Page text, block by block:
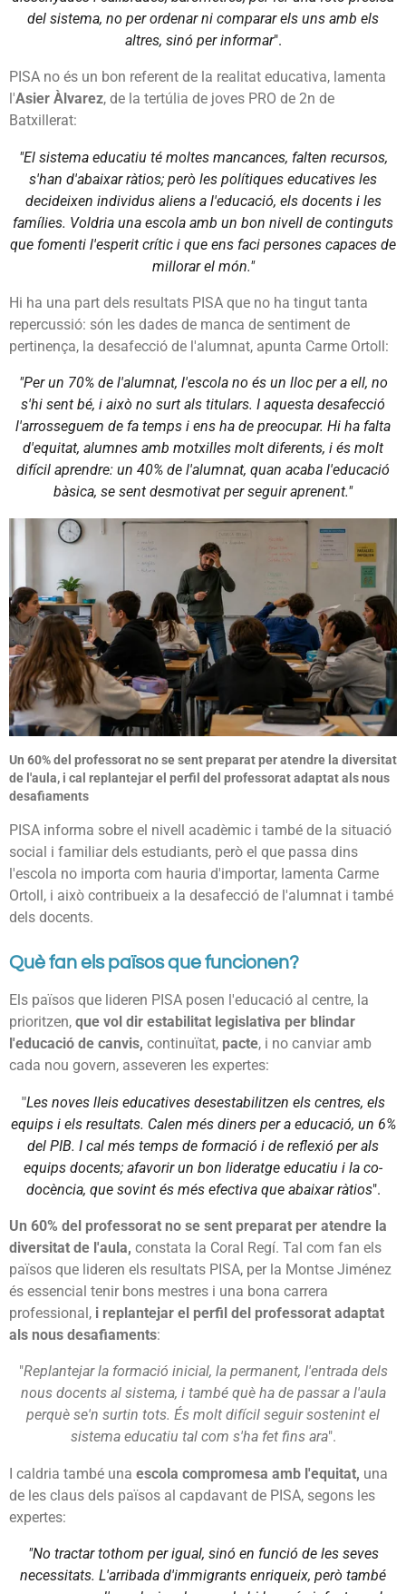
del sistema, no per ordenar ni comparar els uns amb els
altres, sinó per informar".
PISA no és un bon referent de la realitat educativa, lamenta
l'Asier Àlvarez, de la tertúlia de joves PRO de 2n de
Batxillerat:
"El sistema educatiu té moltes mancances, falten recursos,
s'han d'abaixar ràtios; però les polítiques educatives les
decideixen individus aliens a l'educació, els docents i les
famílies. Voldria una escola amb un bon nivell de continguts
que fomenti l'esperit crític i que ens faci persones capaces de
millorar el món."
Hi ha una part dels resultats PISA que no ha tingut tanta
repercussió: són les dades de manca de sentiment de
pertinença, la desafecció de l'alumnat, apunta Carme Ortoll:
"Per un 70% de l'alumnat, l'escola no és un lloc per a ell, no
s'hi sent bé, i això no surt als titulars. I aquesta desafecció
l'arrosseguem de fa temps i ens ha de preocupar. Hi ha falta
d'equitat, alumnes amb motxilles molt diferents, i és molt
difícil aprendre: un 40% de l'alumnat, quan acaba l'educació
bàsica, se sent desmotivat per seguir aprenent."
Un 60% del professorat no se sent preparat per atendre la diversitat
de l'aula, i cal replantejar el perfil del professorat adaptat als nous
desafiaments
PISA informa sobre el nivell acadèmic i també de la situació
social i familiar dels estudiants, però el que passa dins
l'escola no importa com hauria d'importar, lamenta Carme
Ortoll, i això contribueix a la desafecció de l'alumnat i també
dels docents.
Què fan els països que funcionen?
Els països que lideren PISA posen l'educació al centre, la
prioritzen, que vol dir estabilitat legislativa per blindar
l'educació de canvis, continuïtat, pacte, i no canviar amb
cada nou govern, asseveren les expertes:
"Les noves lleis educatives desestabilitzen els centres, els
equips i els resultats. Calen més diners per a educació, un 6%
del PIB. I cal més temps de formació i de reflexió per als
equips docents; afavorir un bon lideratge educatiu i la co-
docència, que sovint és més efectiva que abaixar ràtios".
Un 60% del professorat no se sent preparat per atendre la
diversitat de l'aula, constata la Coral Regí. Tal com fan els
països que lideren els resultats PISA, per la Montse Jiménez
és essencial tenir bons mestres i una bona carrera
professional, i replantejar el perfil del professorat adaptat
als nous desafiaments:
"Replantejar la formació inicial, la permanent, l'entrada dels
nous docents al sistema, i també què ha de passar a l'aula
perquè se'n surtin tots. És molt difícil seguir sostenint el
sistema educatiu tal com s'ha fet fins ara".
I caldria també una escola compromesa amb l'equitat, una
de les claus dels països al capdavant de PISA, segons les
expertes:
"No tractar tothom per igual, sinó en funció de les seves
necessitats. L'arribada d'immigrants enriqueix, però també